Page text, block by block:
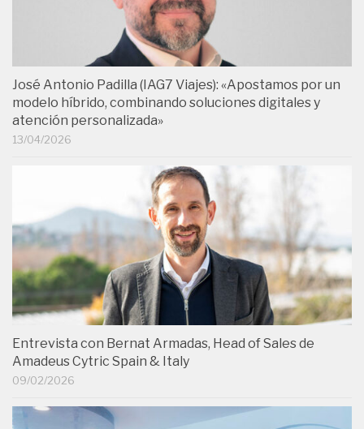
José Antonio Padilla (IAG7 Viajes): «Apostamos por un
modelo híbrido, combinando soluciones digitales y
atención personalizada»
13/04/2026
Entrevista con Bernat Armadas, Head of Sales de
Amadeus Cytric Spain & Italy
09/02/2026